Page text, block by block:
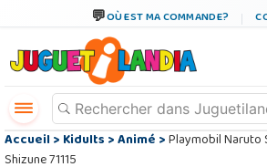
OÙ EST MA COMMANDE?
Accueil>Kidults>Animé>Playmobil Naruto
Shizune 71115